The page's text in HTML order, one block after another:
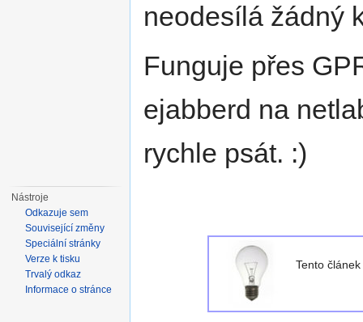
neodesílá žádný
Funguje přes
ejabberd na
rychle psát. :)
Tento
Nástroje
Odkazuje sem
Související změny
Speciální stránky
Verze k tisku
Trvalý odkaz
Informace o stránce